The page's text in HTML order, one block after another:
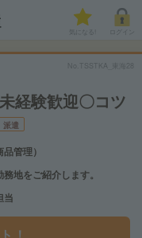
気になる!
No.TSSTKA_東海28
経験歓迎〇コツ
派遣
管理）
地をご紹介します。
当